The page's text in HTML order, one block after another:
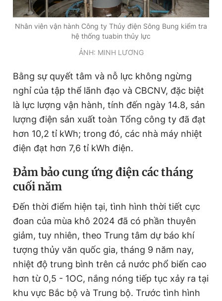
Nhân viên vận hành Công ty Thủy điện Sông Bung kiểm tra
hệ thống tuabin thủy lực
ẢNH: MINH LƯƠNG
Bằng sự quyết tâm và nỗ lực không ngừng
nghỉ của tập thể lãnh đạo và CBCNV, đặc biệt
là lực lượng vận hành, tính đến ngày 14.8, sản
lượng điện sản xuất toàn Tổng công ty đã đạt
hơn 10,2 tỉ kWh; trong đó, các nhà máy nhiệt
điện đạt hơn 7,6 tỉ kWh điện.
Đảm bảo cung ứng điện các tháng
cuối năm
Đến thời điểm hiện tại, tình hình thời tiết cực
đoan của mùa khô 2024 đã có phần thuyên
giảm, tuy nhiên, theo Trung tâm dự báo khí
tượng thủy văn quốc gia, tháng 9 năm nay,
nhiệt độ trung bình trên cả nước phổ biến cao
hơn từ 0,5 - 1OC, nắng nóng tiếp tục xảy ra tại
khu vực Bắc bộ và Trung bộ. Trước tình hình